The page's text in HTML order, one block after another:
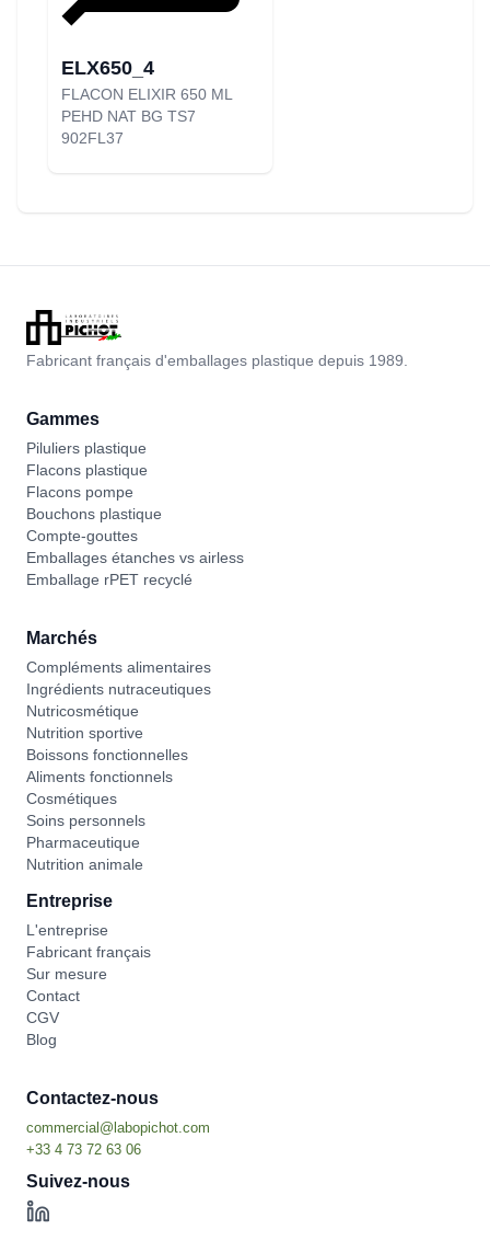
ELX650_4
FLACON ELIXIR 650 ML
PEHD NAT BG TS7
902FL37
Fabricant français d'emballages plastique depuis 1989.
Gammes
Piluliers plastique
Flacons plastique
Flacons pompe
Bouchons plastique
Compte-gouttes
Emballages étanches vs airless
Emballage rPET recyclé
Marchés
Compléments alimentaires
Ingrédients nutraceutiques
Nutricosmétique
Nutrition sportive
Boissons fonctionnelles
Aliments fonctionnels
Cosmétiques
Soins personnels
Pharmaceutique
Nutrition animale
Entreprise
L'entreprise
Fabricant français
Sur mesure
Contact
CGV
Blog
Contactez-nous
Suivez-nous